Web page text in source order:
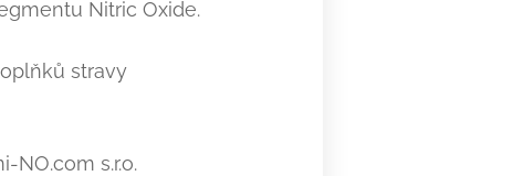
Nitric Oxide.
stravy
s.r.o.